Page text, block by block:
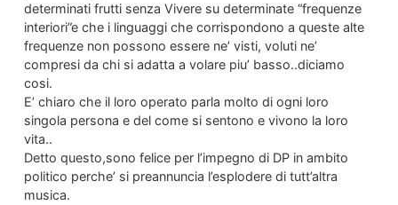
determinati frutti senza Vivere su determinate “frequenze
interiori”e che i linguaggi che corrispondono a queste alte
frequenze non possono essere ne’ visti, voluti ne’
compresi da chi si adatta a volare piu’ basso..diciamo
cosi.
E’ chiaro che il loro operato parla molto di ogni loro
singola persona e del come si sentono e vivono la loro
vita..
Detto questo,sono felice per l’impegno di DP in ambito
politico perche’ si preannuncia l’esplodere di tutt’altra
musica.